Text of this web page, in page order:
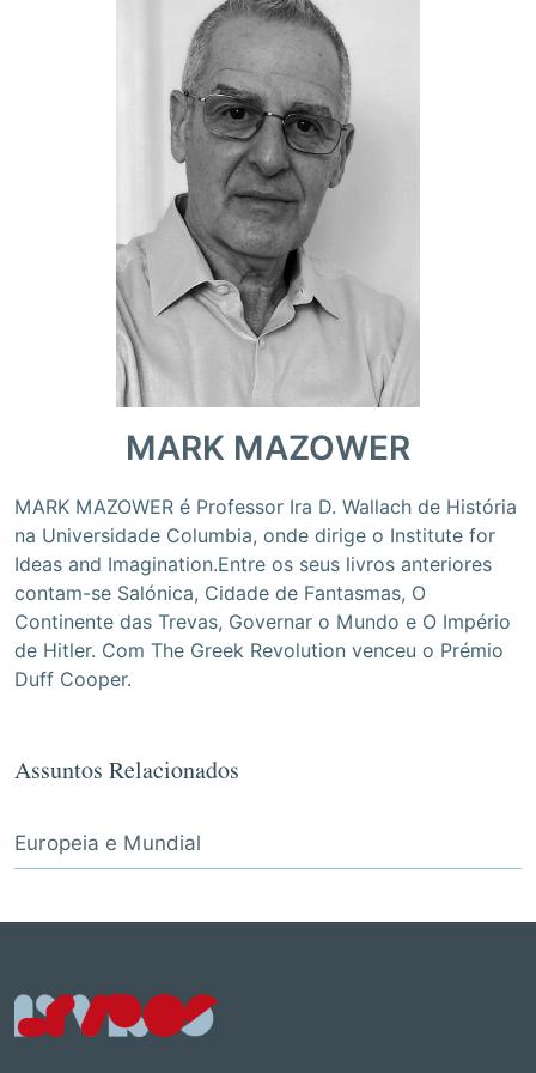
MARK MAZOWER
MARK MAZOWER é Professor Ira D. Wallach de História
na Universidade Columbia, onde dirige o Institute for
Ideas and Imagination.Entre os seus livros anteriores
contam-se Salónica, Cidade de Fantasmas, O
Continente das Trevas, Governar o Mundo e O Império
de Hitler. Com The Greek Revolution venceu o Prémio
Duff Cooper.
Assuntos Relacionados
Europeia e Mundial